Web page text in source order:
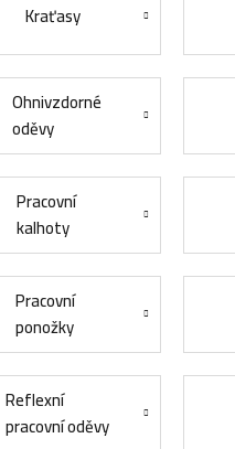
Kraťasy
Ohnivzdorné
oděvy
Pracovní
kalhoty
Pracovní
ponožky
Reflexní
pracovní oděvy